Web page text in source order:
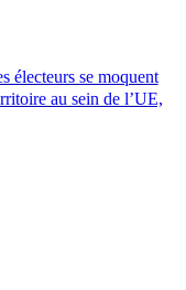
se moquent
au sein de l’UE,